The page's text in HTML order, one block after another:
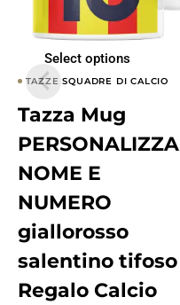
Select options
TAZZE SQUADRE DI CALCIO
Tazza Mug
PERSONALIZZA
NOME E
NUMERO
giallorosso
salentino tifoso
Regalo Calcio